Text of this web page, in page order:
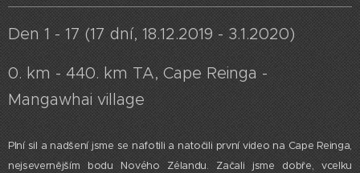
Den 1 - 17 (17 dní, 18.12.2019 - 3.1.2020)
0. km - 440. km TA, Cape Reinga -
Mangawhai village
Plní sil a nadšení jsme se nafotili a natočili první video na Cape Reinga,
nejsevernějším bodu Nového Zélandu. Začali jsme dobře, vcelku